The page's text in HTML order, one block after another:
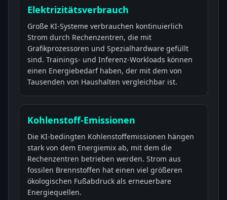
Elektrizitätsverbrauch
Große KI-Systeme verbrauchen kontinuierlich
Strom durch Rechenzentren, die mit
Grafikprozessoren und Spezialhardware gefüllt
sind. Trainings- und Inferenz-Workloads können
einen Energiebedarf haben, der mit dem von
Tausenden von Haushalten vergleichbar ist.
Kohlenstoff-Emissionen
Die KI-bedingten Kohlenstoffemissionen hängen
stark von dem Energiemix ab, mit dem die
Rechenzentren betrieben werden. Strom aus
fossilen Brennstoffen hat einen viel größeren
ökologischen Fußabdruck als erneuerbare
Energiequellen.